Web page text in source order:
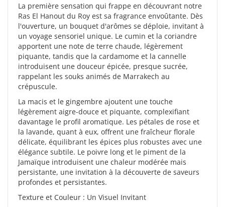
La première sensation qui frappe en découvrant notre
Ras El Hanout du Roy est sa fragrance envoûtante. Dès
l'ouverture, un bouquet d'arômes se déploie, invitant à
un voyage sensoriel unique. Le cumin et la coriandre
apportent une note de terre chaude, légèrement
piquante, tandis que la cardamome et la cannelle
introduisent une douceur épicée, presque sucrée,
rappelant les souks animés de Marrakech au
crépuscule.
La macis et le gingembre ajoutent une touche
légèrement aigre-douce et piquante, complexifiant
davantage le profil aromatique. Les pétales de rose et
la lavande, quant à eux, offrent une fraîcheur florale
délicate, équilibrant les épices plus robustes avec une
élégance subtile. Le poivre long et le piment de la
Jamaïque introduisent une chaleur modérée mais
persistante, une invitation à la découverte de saveurs
profondes et persistantes.
Texture et Couleur : Un Visuel Invitant